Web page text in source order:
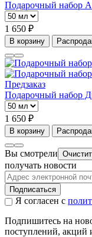
Подарочный набор
1 650 ₽
В корзину
Предзаказ
Подарочный набор
1 650 ₽
В корзину
Вы смотрели
получать новости
Подписаться
Я согласен с
Подпишитесь на
поступлений, акций